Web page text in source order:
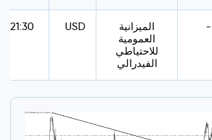
21:30 USD
الميزانية
العمومية
للاحتياطي
الفيدرالي
-